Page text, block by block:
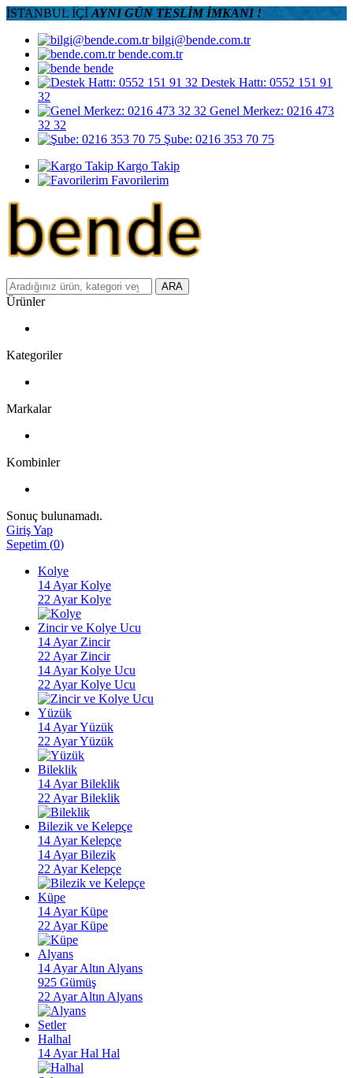
İSTANBUL İÇİ AYNI GÜN TESLİM İMKANI !
bilgi@bende.com.tr
bende.com.tr
bende
Destek Hattı: 0552 151 91
32
Genel Merkez: 0216 473
32 32
Şube: 0216 353 70 75
Kargo Takip
Favorilerim
ARA
Ürünler
Kategoriler
Markalar
Kombinler
Sonuç bulunamadı.
Giriş Yap
Sepetim (0)
Kolye
14 Ayar Kolye
22 Ayar Kolye
Zincir ve Kolye Ucu
14 Ayar Zincir
22 Ayar Zincir
14 Ayar Kolye Ucu
22 Ayar Kolye Ucu
Yüzük
14 Ayar Yüzük
22 Ayar Yüzük
Bileklik
14 Ayar Bileklik
22 Ayar Bileklik
Bilezik ve Kelepçe
14 Ayar Kelepçe
14 Ayar Bilezik
22 Ayar Kelepçe
Küpe
14 Ayar Küpe
22 Ayar Küpe
Alyans
14 Ayar Altın Alyans
925 Gümüş
22 Ayar Altın Alyans
Setler
Halhal
14 Ayar Hal Hal